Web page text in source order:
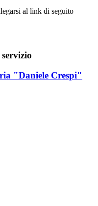
al link di seguito
"Daniele Crespi"